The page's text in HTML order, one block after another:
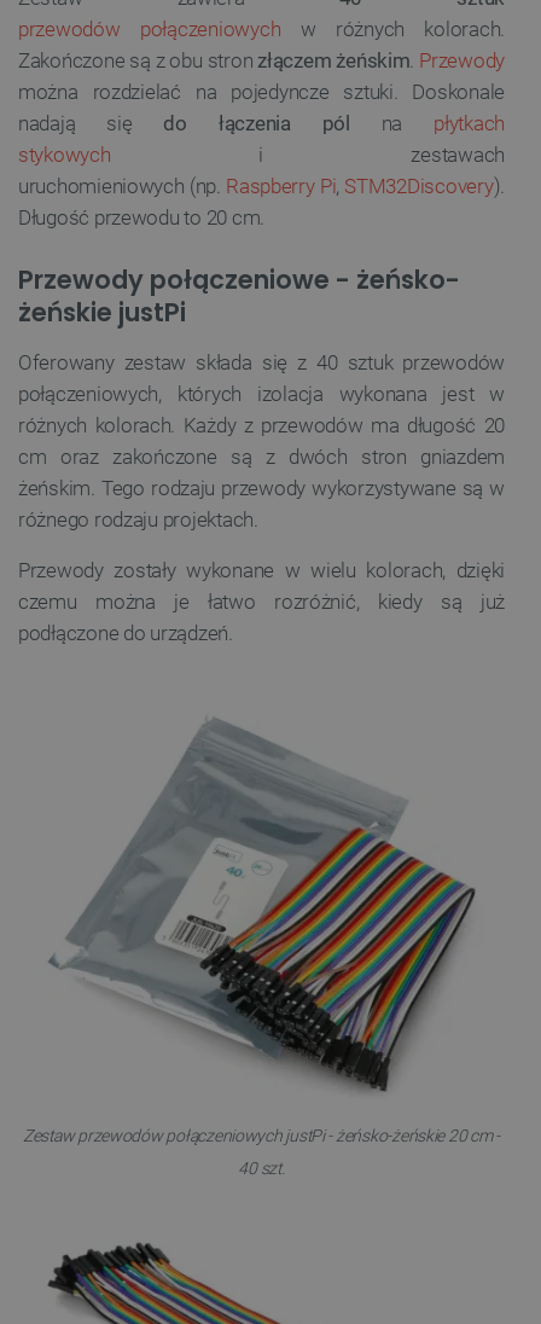
przewodów połączeniowych w różnych kolorach.
Zakończone są z obu stronzłączem żeńskim. Przewody
można rozdzielać na pojedyncze sztuki. Doskonale
nadają się do łączenia pól na płytkach
stykowych i zestawach
uruchomieniowych (np. Raspberry Pi, STM32Discovery).
Długość przewodu to 20 cm.
Przewody połączeniowe - żeńsko-
żeńskie justPi
Oferowany zestaw składa się z 40 sztuk przewodów
połączeniowych, których izolacja wykonana jest w
różnych kolorach. Każdy z przewodów ma długość 20
cm oraz zakończone są z dwóch stron gniazdem
żeńskim. Tego rodzaju przewody wykorzystywane są w
różnego rodzaju projektach.
Przewody zostały wykonane w wielu kolorach, dzięki
czemu można je łatwo rozróżnić, kiedy są już
podłączone do urządzeń.
Zestaw przewodów połączeniowych justPi - żeńsko-żeńskie 20 cm -
40 szt.